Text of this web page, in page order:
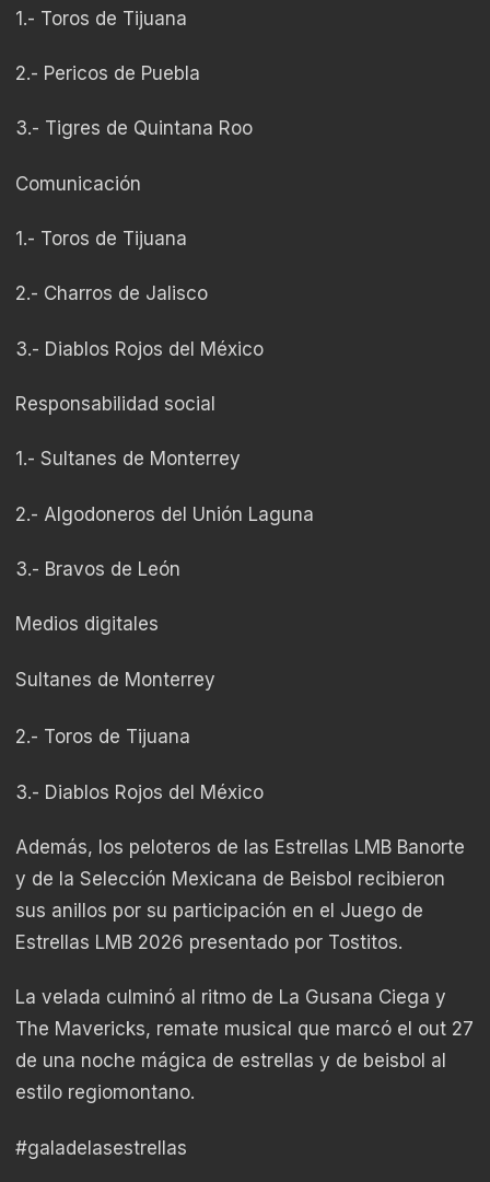
1.- Toros de Tijuana
2.- Pericos de Puebla
3.- Tigres de Quintana Roo
Comunicación
1.- Toros de Tijuana
2.- Charros de Jalisco
3.- Diablos Rojos del México
Responsabilidad social
1.- Sultanes de Monterrey
2.- Algodoneros del Unión Laguna
3.- Bravos de León
Medios digitales
Sultanes de Monterrey
2.- Toros de Tijuana
3.- Diablos Rojos del México
Además, los peloteros de las Estrellas LMB Banorte
y de la Selección Mexicana de Beisbol recibieron
sus anillos por su participación en el Juego de
Estrellas LMB 2026 presentado por Tostitos.
La velada culminó al ritmo de La Gusana Ciega y
The Mavericks, remate musical que marcó el out 27
de una noche mágica de estrellas y de beisbol al
estilo regiomontano.
#galadelasestrellas